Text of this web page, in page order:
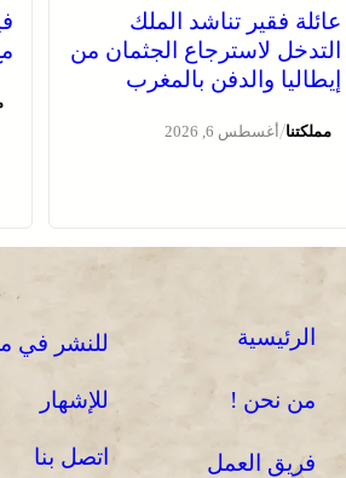
عائلة فقير تناشد الملك
التدخل لاسترجاع الجثمان من
إيطاليا والدفن بالمغرب
مملكتنا/أغسطس 6, 2026
الرئيسية
من نحن !
فريق العمل
للنشر في
للإشهار
اتصل بنا